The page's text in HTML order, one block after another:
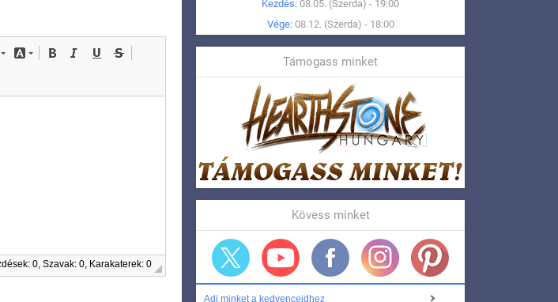
0, Szavak: 0, Karakaterek: 0
Kezdés: 08.05. (Szerda) - 19:00
Vége: 08.12. (Szerda) - 18:00
Támogass minket
Kövess minket
Adj minket a kedvenceidhez